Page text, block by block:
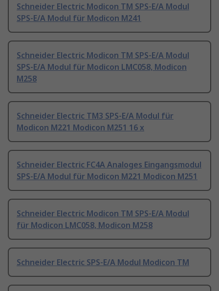
Schneider Electric Modicon TM SPS-E/A Modul
SPS-E/A Modul für Modicon M241
Schneider Electric Modicon TM SPS-E/A Modul
SPS-E/A Modul für Modicon LMC058, Modicon
M258
Schneider Electric TM3 SPS-E/A Modul für
Modicon M221 Modicon M251 16 x
Schneider Electric FC4A Analoges Eingangsmodul
SPS-E/A Modul für Modicon M221 Modicon M251
Schneider Electric Modicon TM SPS-E/A Modul
für Modicon LMC058, Modicon M258
Schneider Electric SPS-E/A Modul Modicon TM